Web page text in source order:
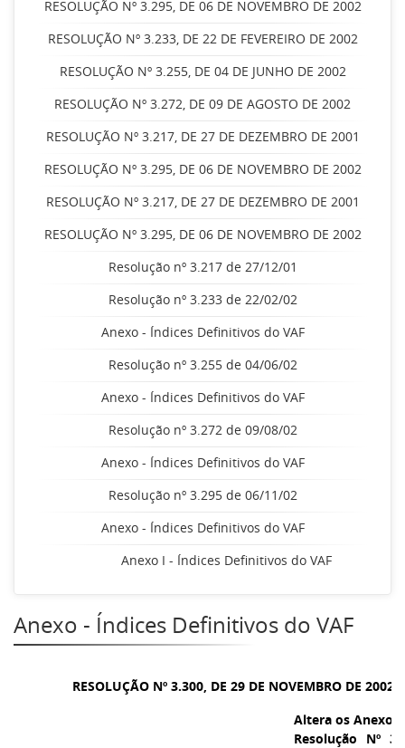
RESOLUÇÃO Nº 3.295, DE 06 DE NOVEMBRO DE 2002
RESOLUÇÃO Nº 3.233, DE 22 DE FEVEREIRO DE 2002
RESOLUÇÃO Nº 3.255, DE 04 DE JUNHO DE 2002
RESOLUÇÃO Nº 3.272, DE 09 DE AGOSTO DE 2002
RESOLUÇÃO Nº 3.217, DE 27 DE DEZEMBRO DE 2001
RESOLUÇÃO Nº 3.295, DE 06 DE NOVEMBRO DE 2002
RESOLUÇÃO Nº 3.217, DE 27 DE DEZEMBRO DE 2001
RESOLUÇÃO Nº 3.295, DE 06 DE NOVEMBRO DE 2002
Resolução nº 3.217 de 27/12/01
Resolução nº 3.233 de 22/02/02
Anexo - Índices Definitivos do VAF
Resolução nº 3.255 de 04/06/02
Anexo - Índices Definitivos do VAF
Resolução nº 3.272 de 09/08/02
Anexo - Índices Definitivos do VAF
Resolução nº 3.295 de 06/11/02
Anexo - Índices Definitivos do VAF
Anexo I - Índices Definitivos do VAF
Anexo - Índices Definitivos do VAF
RESOLUÇÃO Nº 3.300, DE 29 DE NOVEMBRO DE 2002
Altera os Anexos
Resolução Nº